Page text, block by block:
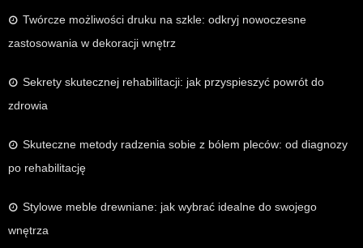
Twórcze możliwości druku na szkle: odkryj nowoczesne
zastosowania w dekoracji wnętrz
Sekrety skutecznej rehabilitacji: jak przyspieszyć powrót do
zdrowia
Skuteczne metody radzenia sobie z bólem pleców: od diagnozy
po rehabilitację
Stylowe meble drewniane: jak wybrać idealne do swojego
wnętrza